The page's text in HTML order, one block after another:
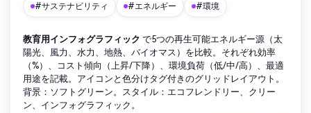
#サステナビリティ #エネルギー #環境
教育用インフォグラフィック で5つの再生可能エネルギー源（太
陽光、風力、水力、地熱、バイオマス）を比較。それぞれ効率
（%）、コスト傾向（上昇/下降）、環境負荷（低/中/高）、最適
用途を記載。アイコンと色分けタグ付きのグリッドレイアウト。
背景：ソフトグリーン。スタイル：エコフレンドリー、クリー
ン、インフォグラフィック。